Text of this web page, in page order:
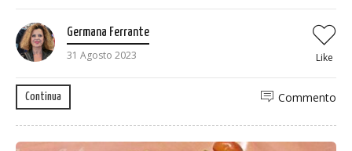
Germana Ferrante
31 Agosto 2023
Like
Continua Commento